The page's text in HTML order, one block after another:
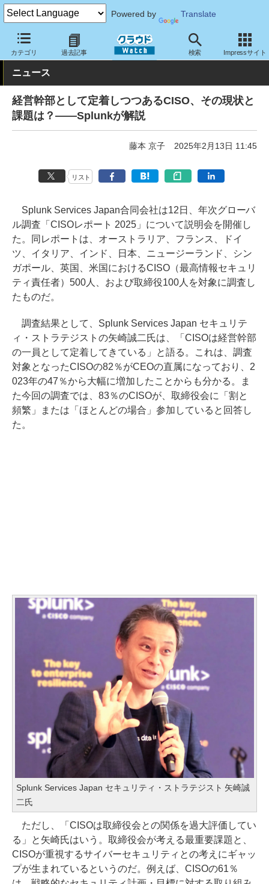
Powered by Translate
カテゴリ 過去記事 検索 Impressサイト
クラウド Watch トピック 調査・予測
ニュース
経営幹部として定着しつつあるCISO、その現状と
課題は？――Splunkが解説
藤本 京子 2025年2月13日 11:45
リスト
Splunk Services Japan合同会社は12日、年次グローバ
ル調査「CISOレポート 2025」について説明会を開催し
た。同レポートは、オーストラリア、フランス、ドイ
ツ、イタリア、インド、日本、ニュージーランド、シン
ガポール、英国、米国におけるCISO（最高情報セキュリ
ティ責任者）500人、および取締役100人を対象に調査し
たものだ。
調査結果として、Splunk Services Japan セキュリテ
ィ・ストラテジストの矢崎誠二氏は、「CISOは経営幹部
の一員として定着してきている」と語る。これは、調査
対象となったCISOの82％がCEOの直属になっており、2
023年の47％から大幅に増加したことからも分かる。ま
た今回の調査では、83％のCISOが、取締役会に「割と
頻繁」または「ほとんどの場合」参加していると回答し
た。
Splunk Services Japan セキュリティ・ストラテジスト 矢崎誠
二氏
ただし、「CISOは取締役会との関係を過大評価してい
る」と矢崎氏はいう。取締役会が考える最重要課題と、
CISOが重視するサイバーセキュリティとの考えにギャッ
プが生まれているというのだ。例えば、CISOの61％